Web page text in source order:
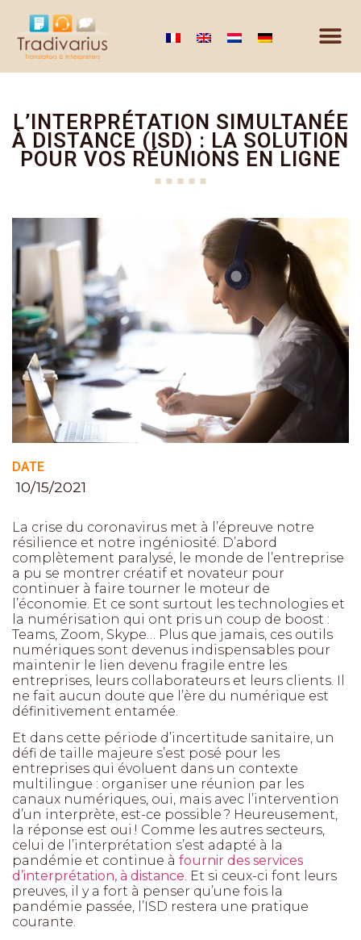
L’INTERPRÉTATION SIMULTANÉE
À DISTANCE (ISD) : LA SOLUTION
POUR VOS RÉUNIONS EN LIGNE
DATE
10/15/2021
La crise du coronavirus met à l’épreuve notre
résilience et notre ingéniosité. D’abord
complètement paralysé, le monde de l’entreprise
a pu se montrer créatif et novateur pour
continuer à faire tourner le moteur de
l’économie. Et ce sont surtout les technologies et
la numérisation qui ont pris un coup de boost :
Teams, Zoom, Skype… Plus que jamais, ces outils
numériques sont devenus indispensables pour
maintenir le lien devenu fragile entre les
entreprises, leurs collaborateurs et leurs clients. Il
ne fait aucun doute que l’ère du numérique est
définitivement entamée.
Et dans cette période d’incertitude sanitaire, un
défi de taille majeure s’est posé pour les
entreprises qui évoluent dans un contexte
multilingue : organiser une réunion par les
canaux numériques, oui, mais avec l’intervention
d’un interprète, est-ce possible ? Heureusement,
la réponse est oui ! Comme les autres secteurs,
celui de l’interprétation s’est adapté à la
pandémie et continue à fournir des services
d’interprétation, à distance. Et si ceux-ci font leurs
preuves, il y a fort à penser qu’une fois la
pandémie passée, l’ISD restera une pratique
courante.